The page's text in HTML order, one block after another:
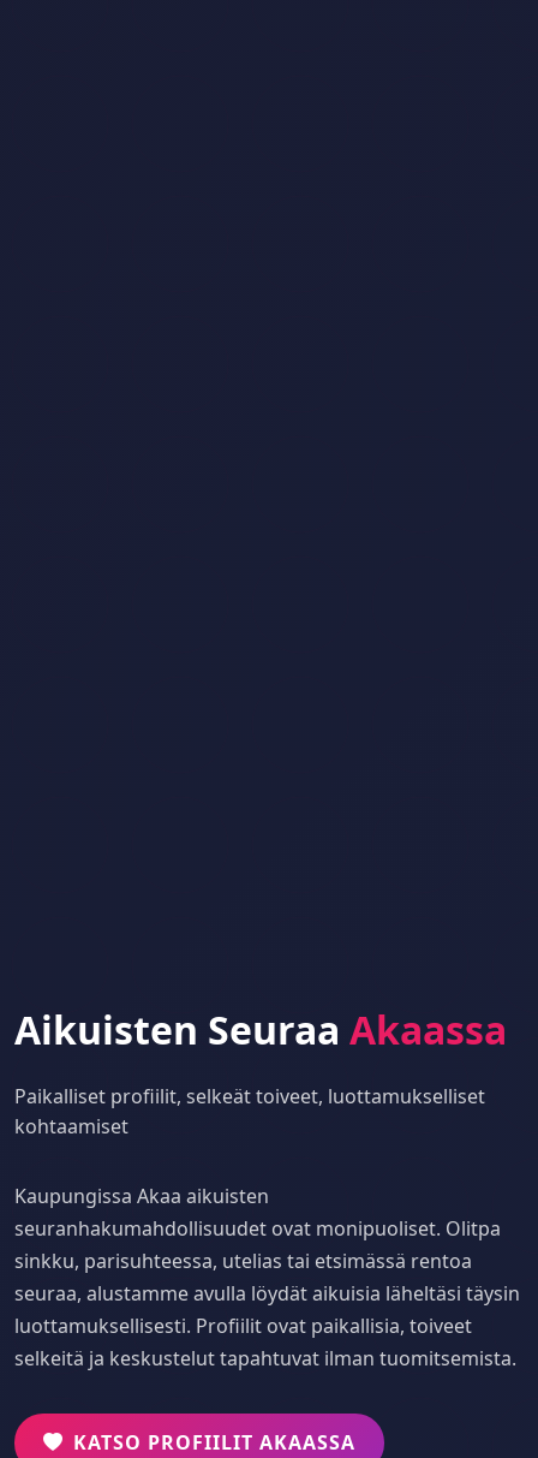
Aikuisten Seuraa Akaassa
Paikalliset profiilit, selkeät toiveet, luottamukselliset
kohtaamiset
Kaupungissa Akaa aikuisten
seuranhakumahdollisuudet ovat monipuoliset. Olitpa
sinkku, parisuhteessa, utelias tai etsimässä rentoa
seuraa, alustamme avulla löydät aikuisia läheltäsi täysin
luottamuksellisesti. Profiilit ovat paikallisia, toiveet
selkeitä ja keskustelut tapahtuvat ilman tuomitsemista.
KATSO PROFIILIT AKAASSA